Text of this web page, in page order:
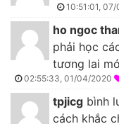
10:51:01,
ho ngoc
phải học
tương lai
02:55:33, 01/04/2020
tpjicg bình
cách khắc